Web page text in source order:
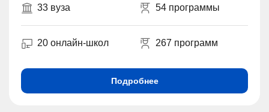
33 вуза 54 программы
20 онлайн-школ 267 программ
Подробнее